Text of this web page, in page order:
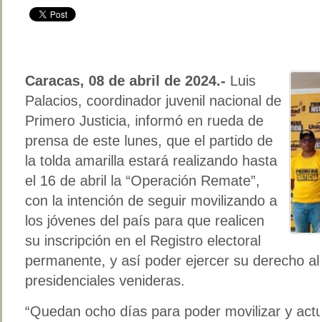
Caracas, 08 de abril de 2024.- Luis
Palacios, coordinador juvenil nacional de
Primero Justicia, informó en rueda de
prensa de este lunes, que el partido de
la tolda amarilla estará realizando hasta
el 16 de abril la “Operación Remate”,
con la intención de seguir movilizando a
los jóvenes del país para que realicen
su inscripción en el Registro electoral
permanente, y así poder ejercer su derecho
presidenciales venideras.
“Quedan ocho días para poder movilizar y